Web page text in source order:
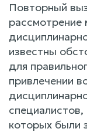
Повторный
рассмотрение
известны
для
привлечении
специалистов,
которых были